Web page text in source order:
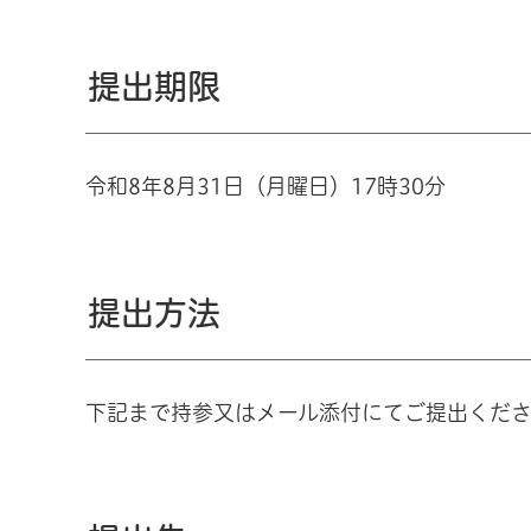
提出期限
令和8年8月31日（月曜日）17時30分
提出方法
下記まで持参又はメール添付にてご提出くだ